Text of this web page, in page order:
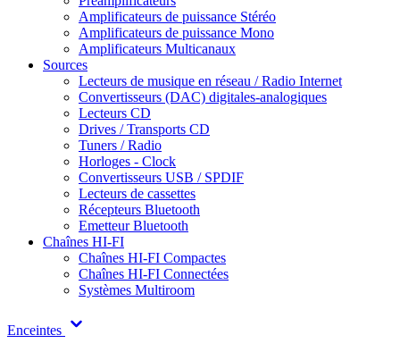
Amplificateurs de puissance Stéréo
Amplificateurs de puissance Mono
Amplificateurs Multicanaux
Sources
Lecteurs de musique en réseau / Radio Internet
Convertisseurs (DAC) digitales-analogiques
Lecteurs CD
Drives / Transports CD
Tuners / Radio
Horloges - Clock
Convertisseurs USB / SPDIF
Lecteurs de cassettes
Récepteurs Bluetooth
Emetteur Bluetooth
Chaînes HI-FI
Chaînes HI-FI Compactes
Chaînes HI-FI Connectées
Systèmes Multiroom
Enceintes